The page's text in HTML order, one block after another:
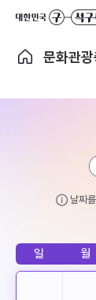
문화관
날짜
일 월